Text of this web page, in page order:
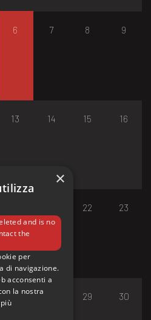
6 7 8 9
13 14 15 16
22 23
27 29 30
×
and is no
the
per
di navigazione.
acconsenti a
la nostra